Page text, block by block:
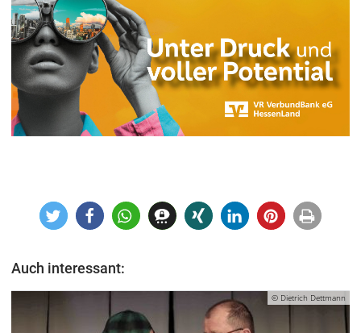
Auch interessant:
© Dietrich Dettmann